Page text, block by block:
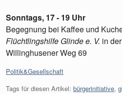
Sonntags, 17 - 19 Uhr
Begegnung bei Kaffee und
Flüchtlingshilfe Glinde e. V. in
Willinghusener Weg 69
Kategorien:
Politik&Gesellschaft
Tags für diesen Artikel: bürgerinitiative,